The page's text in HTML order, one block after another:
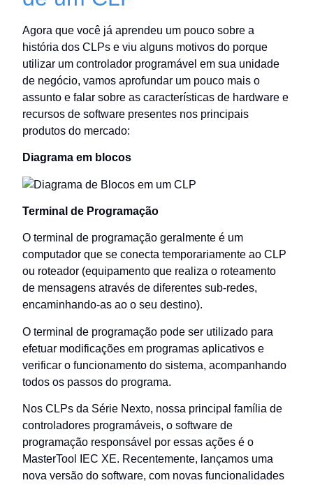
Agora que você já aprendeu um pouco sobre a
história dos CLPs e viu alguns motivos do porque
utilizar um controlador programável em sua unidade
de negócio, vamos aprofundar um pouco mais o
assunto e falar sobre as características de hardware e
recursos de software presentes nos principais
produtos do mercado:
Diagrama em blocos
Terminal de Programação
O terminal de programação geralmente é um
computador que se conecta temporariamente ao CLP
ou roteador (equipamento que realiza o roteamento
de mensagens através de diferentes sub-redes,
encaminhando-as ao o seu destino).
O terminal de programação pode ser utilizado para
efetuar modificações em programas aplicativos e
verificar o funcionamento do sistema, acompanhando
todos os passos do programa.
Nos CLPs da Série Nexto, nossa principal família de
controladores programáveis, o software de
programação responsável por essas ações é o
MasterTool IEC XE. Recentemente, lançamos uma
nova versão do software, com novas funcionalidades